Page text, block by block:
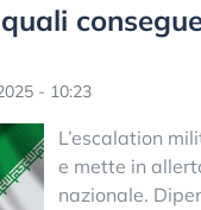
- 10:23
L’escalation
e mette in
nazionale.